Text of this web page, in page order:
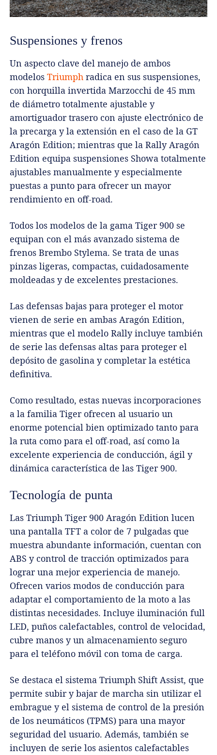
Suspensiones y frenos
Un aspecto clave del manejo de ambos
modelos Triumph radica en sus suspensiones,
con horquilla invertida Marzocchi de 45 mm
de diámetro totalmente ajustable y
amortiguador trasero con ajuste electrónico de
la precarga y la extensión en el caso de la GT
Aragón Edition; mientras que la Rally Aragón
Edition equipa suspensiones Showa totalmente
ajustables manualmente y especialmente
puestas a punto para ofrecer un mayor
rendimiento en off-road.
Todos los modelos de la gama Tiger 900 se
equipan con el más avanzado sistema de
frenos Brembo Stylema. Se trata de unas
pinzas ligeras, compactas, cuidadosamente
moldeadas y de excelentes prestaciones.
Las defensas bajas para proteger el motor
vienen de serie en ambas Aragón Edition,
mientras que el modelo Rally incluye también
de serie las defensas altas para proteger el
depósito de gasolina y completar la estética
definitiva.
Como resultado, estas nuevas incorporaciones
a la familia Tiger ofrecen al usuario un
enorme potencial bien optimizado tanto para
la ruta como para el off-road, así como la
excelente experiencia de conducción, ágil y
dinámica característica de las Tiger 900.
Tecnología de punta
Las Triumph Tiger 900 Aragón Edition lucen
una pantalla TFT a color de 7 pulgadas que
muestra abundante información, cuentan con
ABS y control de tracción optimizados para
lograr una mejor experiencia de manejo.
Ofrecen varios modos de conducción para
adaptar el comportamiento de la moto a las
distintas necesidades. Incluye iluminación full
LED, puños calefactables, control de velocidad,
cubre manos y un almacenamiento seguro
para el teléfono móvil con toma de carga.
Se destaca el sistema Triumph Shift Assist, que
permite subir y bajar de marcha sin utilizar el
embrague y el sistema de control de la presión
de los neumáticos (TPMS) para una mayor
seguridad del usuario. Además, también se
incluyen de serie los asientos calefactables